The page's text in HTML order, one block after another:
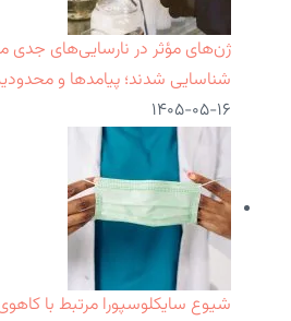
ژن‌های مؤثر در نارسایی‌های جدی
شناسایی شدند؛ پیامدها و
۱۴۰۵-۰۵-۱۶
شیوع سایکلوسپورا مرتبط با